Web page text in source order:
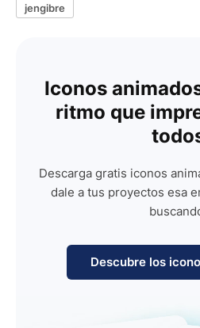
jengibre
Iconos
ritmo que
Descarga gratis iconos
dale a tus proyectos esa
Descubre los